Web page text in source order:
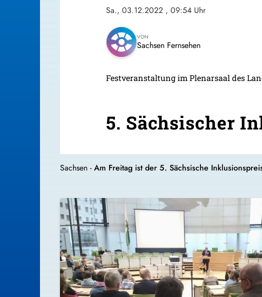
Sa., 03.12.2022 , 09:54 Uhr
VON
Sachsen Fernsehen
Festveranstaltung im Plenarsaal des
5. Sächsischer
Sachsen -Am Freitag ist der 5. Sächsische